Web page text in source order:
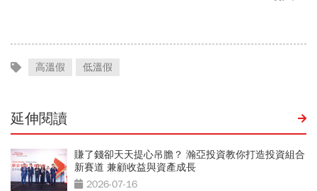
高溫假 低溫假
延伸閱讀
賺了錢卻天天提心吊膽？ 瀚亞投資教你打造投資組合
新賽道 兼顧收益與資產成長
2026-07-16